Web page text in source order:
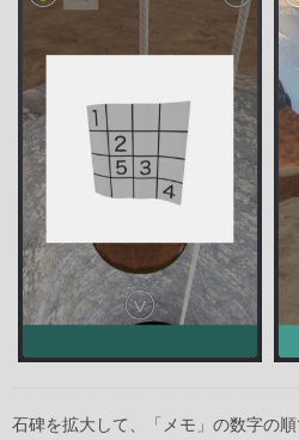
石碑を拡大して、「メモ」の数字の